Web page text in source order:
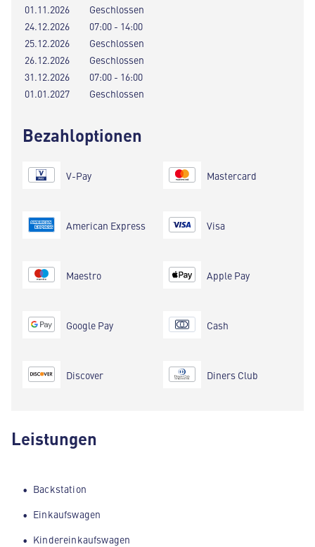
01.11.2026
Geschlossen
24.12.2026
07:00 - 14:00
25.12.2026
Geschlossen
26.12.2026
Geschlossen
31.12.2026
07:00 - 16:00
01.01.2027
Geschlossen
Bezahloptionen
V-Pay
American Express
Maestro
Google Pay
Discover
Mastercard
Visa
Apple Pay
Cash
Diners Club
Leistungen
Backstation
Einkaufswagen
Kindereinkaufswagen